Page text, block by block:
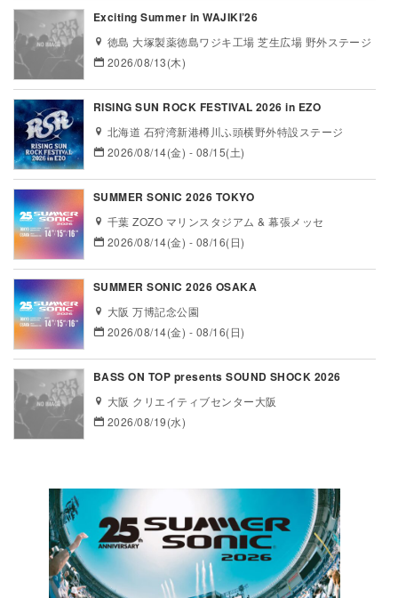
Exciting Summer in WAJIKI’26
徳島 大塚製薬徳島ワジキ工場 芝生広場 野外ステージ
2026/08/13(木)
RISING SUN ROCK FESTIVAL 2026 in EZO
北海道 石狩湾新港樽川ふ頭横野外特設ステージ
2026/08/14(金) - 08/15(土)
SUMMER SONIC 2026 TOKYO
千葉 ZOZO マリンスタジアム & 幕張メッセ
2026/08/14(金) - 08/16(日)
SUMMER SONIC 2026 OSAKA
大阪 万博記念公園
2026/08/14(金) - 08/16(日)
BASS ON TOP presents SOUND SHOCK 2026
大阪 クリエイティブセンター大阪
2026/08/19(水)